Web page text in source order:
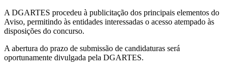
A DGARTES procedeu à publicitação dos principais elementos do
Aviso, permitindo às entidades interessadas o acesso atempado às
disposições do concurso.
A abertura do prazo de submissão de candidaturas será
oportunamente divulgada pela DGARTES.